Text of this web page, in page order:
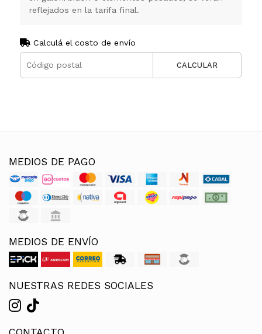
reflejados en la tarifa final.
Calculá el costo de envío
CALCULAR
MEDIOS DE PAGO
MEDIOS DE ENVÍO
NUESTRAS REDES SOCIALES